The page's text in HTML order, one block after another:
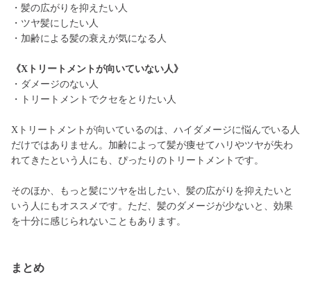
・髪の広がりを抑えたい人
・ツヤ髪にしたい人
・加齢による髪の衰えが気になる人
《Xトリートメントが向いていない人》
・ダメージのない人
・トリートメントでクセをとりたい人
Xトリートメントが向いているのは、ハイダメージに悩んでいる人
だけではありません。加齢によって髪が痩せてハリやツヤが失わ
れてきたという人にも、ぴったりのトリートメントです。
そのほか、もっと髪にツヤを出したい、髪の広がりを抑えたいと
いう人にもオススメです。ただ、髪のダメージが少ないと、効果
を十分に感じられないこともあります。
まとめ